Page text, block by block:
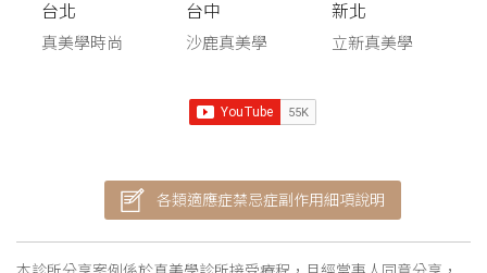
台北
真美學時尚
台中
沙鹿真美學
新北
立新真美學
各類適應症禁忌症副作用細項說明